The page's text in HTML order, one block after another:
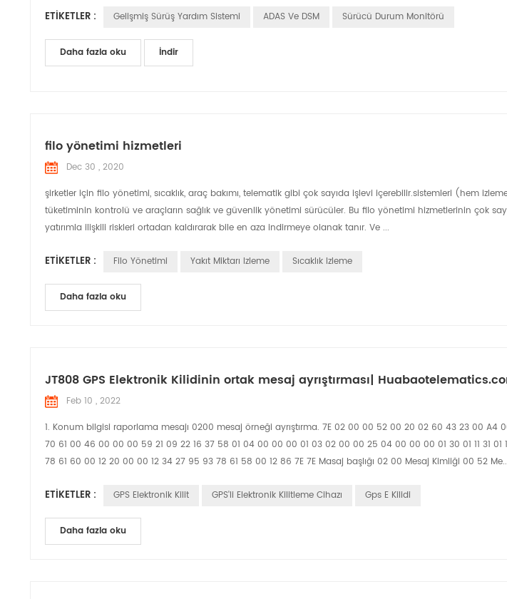
ETIKETLER : Gelişmiş Sürüş Yardım Sistemi ADAS Ve DSM Sürücü Durum Monitörü
Daha fazla oku İndir
filo yönetimi hizmetleri
Dec 30 , 2020
şirketler için filo yönetimi, sıcaklık, araç bakımı, telematik gibi çok sayıda işlevi içerebilir.sistemleri (hem
tüketiminin kontrolü ve araçların sağlık ve güvenlik yönetimi sürücüler. Bu filo yönetimi hizmetlerinin çok
yatırımla ilişkili riskleri ortadan kaldırarak bile en aza indirmeye olanak tanır. Ve ...
ETIKETLER : Filo Yönetimi Yakıt Miktarı Izleme Sıcaklık Izleme
Daha fazla oku
JT808 GPS Elektronik Kilidinin ortak mesaj ayrıştırması|
Feb 10 , 2022
1. Konum bilgisi raporlama mesajı 0200 mesaj örneği ayrıştırma. 7E 02 00 00 52 00 20 02 60 43 23 00 A4
70 61 00 46 00 00 00 59 21 09 22 16 37 58 01 04 00 00 00 01 03 02 00 00 25 04 00 00 00 01 30 01 11 31 01
78 61 60 00 12 20 00 00 12 34 27 95 93 78 61 58 00 12 86 7E 7E Masaj başlığı 02 00 Mesaj Kimliği 00 52
ETIKETLER : GPS Elektronik Kilit GPS'li Elektronik Kilitleme Cihazı Gps E Kilidi
Daha fazla oku